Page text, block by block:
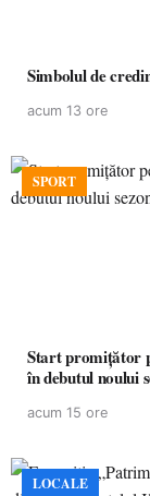
Simbolul de
acum 13 ore
SPORT
Start promițător
în debutul noului
acum 15 ore
LOCALE